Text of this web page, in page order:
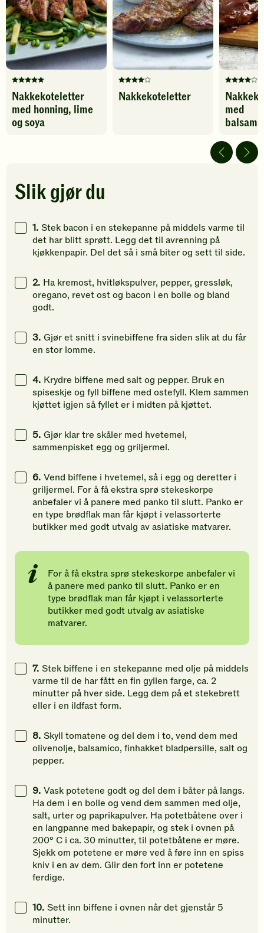
Karbohydrater 57g
Denne
oppskriften
har
fått
Klikk
for
gi
din
vurdering.
Nakkekoteletter
med honning, lime
og soya
-
legg
til
favoritter
Denne
oppskriften
din
vurdering.
Nakkekoteletter
Denne
har
fått
av
5
din
med
Slik gjør du
1. Stek bacon i en stekepanne på middels varme til
det har blitt sprøtt. Legg det til avrenning på
kjøkkenpapir. Del det så i små biter og sett til side.
2. Ha kremost, hvitløkspulver, pepper, gressløk,
oregano, revet ost og bacon i en bolle og bland
godt.
3. Gjør et snitt i svinebiffene fra siden slik at du får
en stor lomme.
4. Krydre biffene med salt og pepper. Bruk en
spiseskje og fyll biffene med ostefyll. Klem sammen
kjøttet igjen så fyllet er i midten på kjøttet.
5. Gjør klar tre skåler med hvetemel,
sammenpisket egg og griljermel.
6. Vend biffene i hvetemel, så i egg og deretter i
griljermel. For å få ekstra sprø stekeskorpe
anbefaler vi å panere med panko til slutt. Panko er
en type brødflak man får kjøpt i velassorterte
butikker med godt utvalg av asiatiske matvarer.
For å få ekstra sprø stekeskorpe anbefaler vi
å panere med panko til slutt. Panko er en
type brødflak man får kjøpt i velassorterte
butikker med godt utvalg av asiatiske
matvarer.
7. Stek biffene i en stekepanne med olje på middels
varme til de har fått en fin gyllen farge, ca. 2
minutter på hver side. Legg dem på et stekebrett
eller i en ildfast form.
8. Skyll tomatene og del dem i to, vend dem med
olivenolje, balsamico, finhakket bladpersille, salt og
pepper.
9. Vask potetene godt og del dem i båter på langs.
Ha dem i en bolle og vend dem sammen med olje,
salt, urter og paprikapulver. Ha potetbåtene over i
en langpanne med bakepapir, og stek i ovnen på
200° C i ca. 30 minutter, til potetbåtene er møre.
Sjekk om potetene er møre ved å føre inn en spiss
kniv i en av dem. Glir den fort inn er potetene
ferdige.
10. Sett inn biffene i ovnen når det gjenstår 5
minutter.